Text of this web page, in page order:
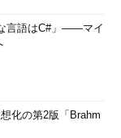
言語はC#」――マイ
化の第2版「Brahm